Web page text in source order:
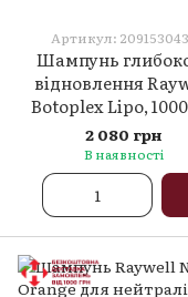
Артикул:
Шампунь
відновлення
Botoplex Lipo,
2 080 грн
В наявності